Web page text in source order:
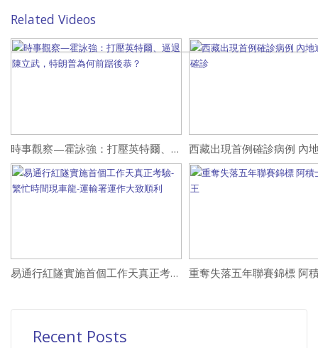
Related Videos
時事觀察—霍詠強：打壓英特爾、逼退陳立武，特朗普為何前踞後恭？
易通行紅隧實施首個工作天真正考驗-繁忙時間現車龍-運輸署運作大致順利
Recent Posts